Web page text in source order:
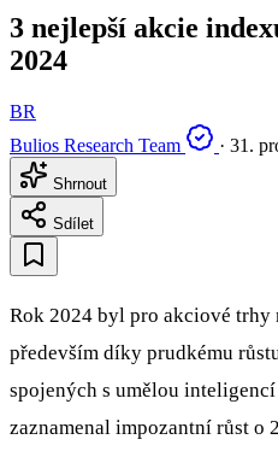
3 nejlepší akcie
2024
BR
Bulios Research Team
· 31.
Shrnout
Sdílet
Rok 2024 byl pro akciové trhy
především díky prudkému
spojených s umělou
zaznamenal impozantní růst o